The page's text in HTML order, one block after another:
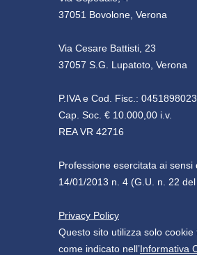
37051 Bovolone, Verona
Via Cesare Battisti, 23
37057 S.G. Lupatoto, Verona
P.IVA e Cod. Fisc.:
Cap. Soc. € 10.000,00 i.v.
REA VR 42716
Professione esercitata ai sensi
14/01/2013 n. 4 (G.U. n. 22
Privacy Policy
Questo sito utilizza solo cookie
come indicato nell’Informativa